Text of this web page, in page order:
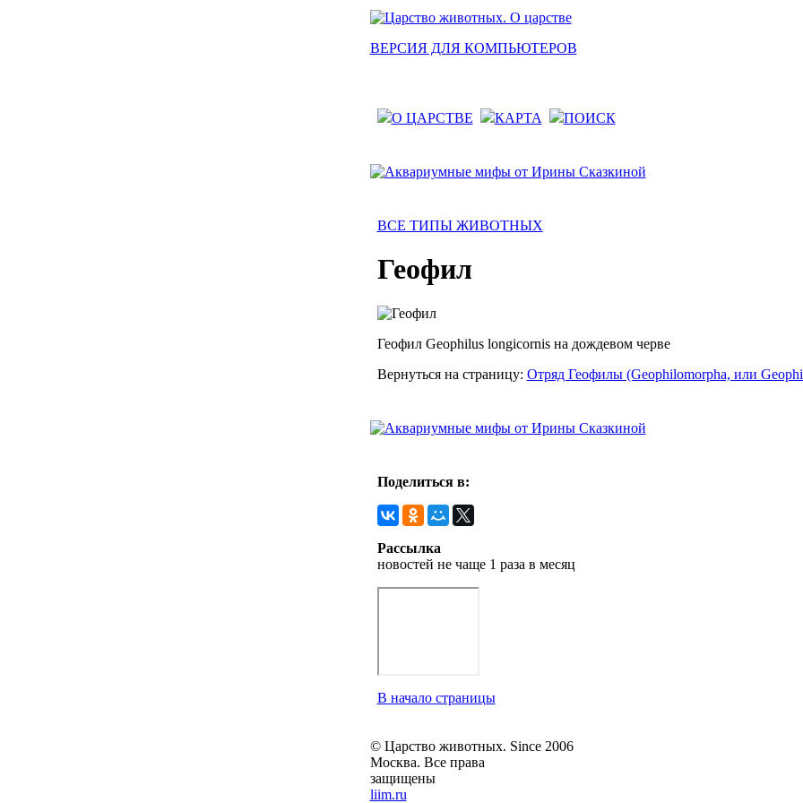
ВЕРСИЯ ДЛЯ КОМПЬЮТЕРОВ
О ЦАРСТВЕ КАРТА ПОИСК
ВСЕ ТИПЫ ЖИВОТНЫХ
Геофил
Геофил Geophilus longicornis на дождевом черве
Вернуться на страницу: Отряд Геофилы (Geophilomorpha, или
Поделиться в:
Рассылка
новостей не чаще 1 раза в месяц
В начало страницы
© Царство животных. Since 2006
Москва. Все права
защищены
liim.ru